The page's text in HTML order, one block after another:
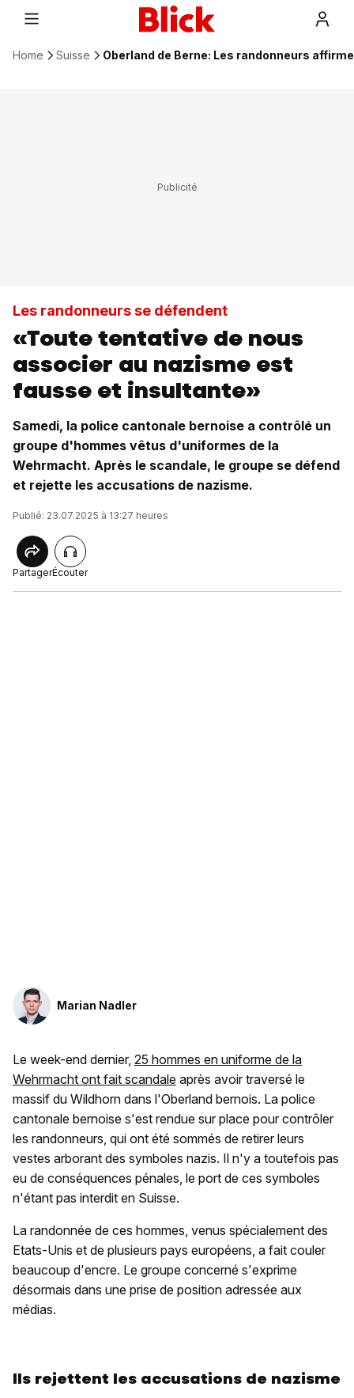
Home Suisse Oberland de Berne: Les randonneurs
Les randonneurs se défendent
«Toute tentative de nous
associer au nazisme est
fausse et insultante»
Samedi, la police cantonale bernoise a contrôlé un
groupe d'hommes vêtus d'uniformes de la
Wehrmacht. Après le scandale, le groupe se défend
et rejette les accusations de nazisme.
Publié: 23.07.2025 à 13:27 heures
PartagerÉcouter
Marian Nadler
Le week-end dernier, 25 hommes en uniforme de la
Wehrmacht ont fait scandale après avoir traversé le
massif du Wildhorn dans l'Oberland bernois. La police
cantonale bernoise s'est rendue sur place pour contrôler
les randonneurs, qui ont été sommés de retirer leurs
vestes arborant des symboles nazis. Il n'y a toutefois pas
eu de conséquences pénales, le port de ces symboles
n'étant pas interdit en Suisse.
La randonnée de ces hommes, venus spécialement des
Etats-Unis et de plusieurs pays européens, a fait couler
beaucoup d'encre. Le groupe concerné s'exprime
désormais dans une prise de position adressée aux
médias.
Ils rejettent les accusations de nazisme